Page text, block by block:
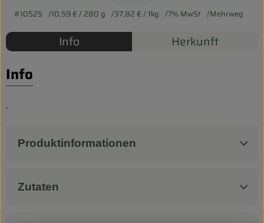
Firmenkunden
#10525 10,59 €/ 280 g 37,82 €/ 1kg 7% MwSt Mehrweg
Info Herkunft
Info
.
Produktinformationen
Zutaten